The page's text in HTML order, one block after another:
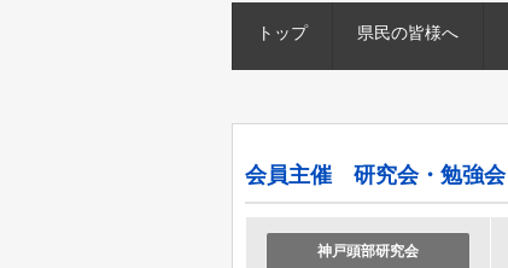
トップ 県民の皆様へ
会員主催 研究会・勉強会
神戸頭部研究会